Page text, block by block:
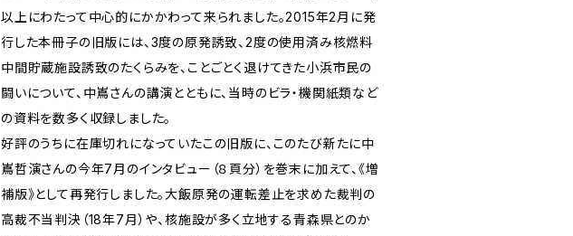
以上にわたって中心的にかかわって来られました。2015年2月に発
行した本冊子の旧版には、3度の原発誘致、2度の使用済み核燃料
中間貯蔵施設誘致のたくらみを、ことごとく退けてきた小浜市民の
闘いについて、中嶌さんの講演とともに、当時のビラ・機関紙類など
の資料を数多く収録しました。
好評のうちに在庫切れになっていたこの旧版に、このたび新たに中
嶌哲演さんの今年7月のインタビュー（８頁分）を巻末に加えて、《増
補版》として再発行しました。大飯原発の運転差止を求めた裁判の
高裁不当判決（18年7月）や、核施設が多く立地する青森県とのか